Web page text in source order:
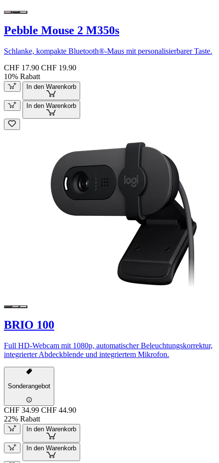
Pebble Mouse 2 M350s
Schlanke, kompakte Bluetooth®-Maus mit personalisierbarer Taste.
CHF 17.90 CHF 19.90
10% Rabatt
In den Warenkorb
In den Warenkorb
BRIO 100
Full HD-Webcam mit 1080p, automatischer Beleuchtungskorrektur,
integrierter Abdeckblende und integriertem Mikrofon.
Sonderangebot
CHF 34.99 CHF 44.90
22% Rabatt
In den Warenkorb
In den Warenkorb